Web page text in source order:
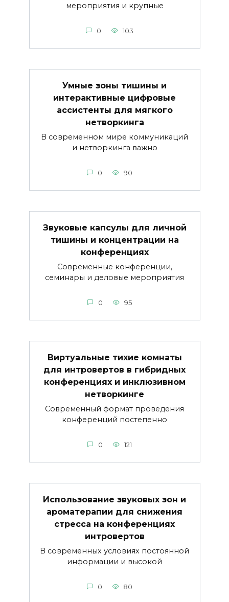
мероприятия и крупные
0 103
Умные зоны тишины и
интерактивные цифровые
ассистенты для мягкого
нетворкинга
В современном мире коммуникаций
и нетворкинга важно
0 90
Звуковые капсулы для личной
тишины и концентрации на
конференциях
Современные конференции,
семинары и деловые мероприятия
0 95
Виртуальные тихие комнаты
для интровертов в гибридных
конференциях и инклюзивном
нетворкинге
Современный формат проведения
конференций постепенно
0 121
Использование звуковых зон и
ароматерапии для снижения
стресса на конференциях
интровертов
В современных условиях постоянной
информации и высокой
0 80